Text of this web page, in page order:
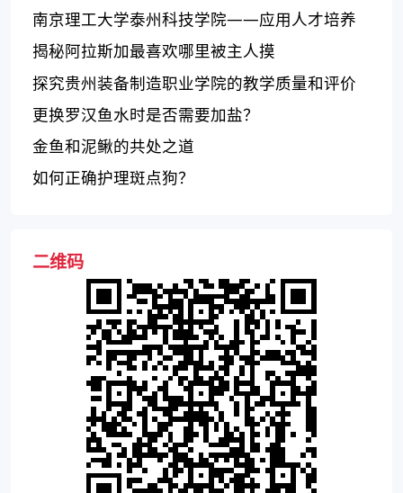
南京理工大学泰州科技学院——应用人才培养
基地，注重实践能力培养
揭秘阿拉斯加最喜欢哪里被主人摸
探究贵州装备制造职业学院的教学质量和评价
情况
更换罗汉鱼水时是否需要加盐？
金鱼和泥鳅的共处之道
如何正确护理斑点狗？
二维码